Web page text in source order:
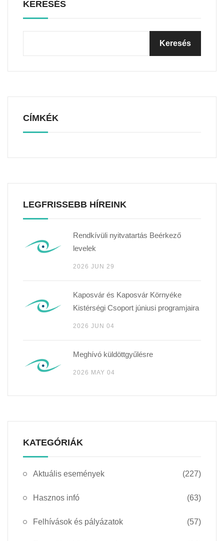
KERESÉS
CÍMKÉK
LEGFRISSEBB HÍREINK
Rendkívüli nyitvatartás Beérkező
levelek
2026 JUN 29
Kaposvár és Kaposvár Környéke
Kistérségi Csoport júniusi programjaira
2026 JUN 04
Meghívó küldöttgyűlésre
2026 MAY 04
KATEGÓRIÁK
Aktuális események (227)
Hasznos infó (63)
Felhívások és pályázatok (57)